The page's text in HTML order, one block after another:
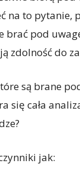
na to pytanie,
brać pod
zdolność do
są brane
się cała
jak: